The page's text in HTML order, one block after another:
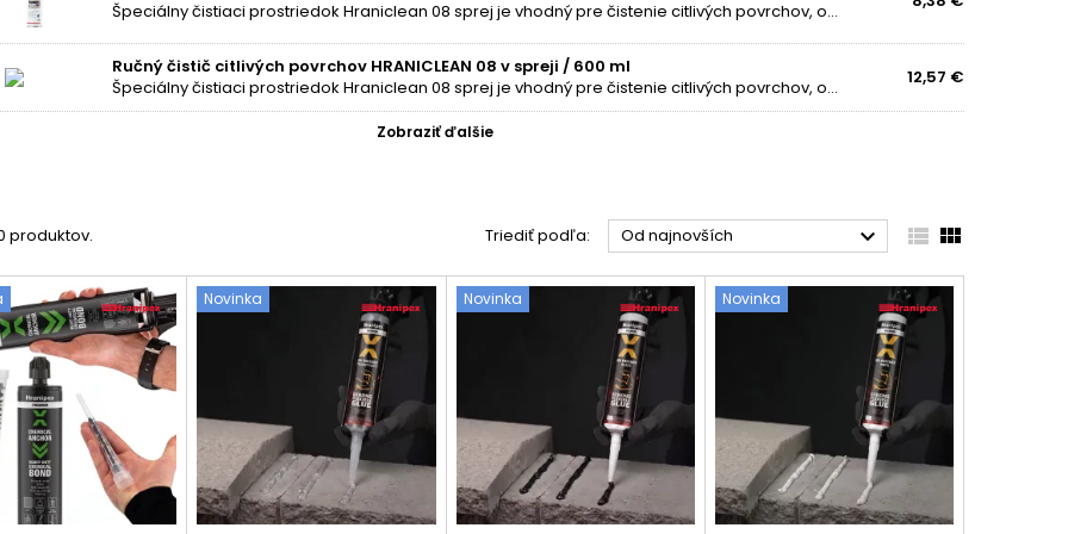
Špeciálny čistiaci prostriedok Hraniclean 08 sprej je vhodný pre čistenie citlivých povrchov, odstránenie stôp mastnoty, ceruziek aj fixiek. Poradí si so zvyškovým lepidlom a papierovými samolepkami. Vďaka svojej všestrannosti a príjemnej vôni je...
Ručný čistič citlivých povrchov HRANICLEAN 08 v spreji / 600 ml
Špeciálny čistiaci prostriedok Hraniclean 08 sprej je vhodný pre čistenie citlivých povrchov, odstránenie stôp mastnoty, ceruziek aj fixiek. Poradí si so zvyškovým lepidlom a papierovými samolepkami. Vďaka svojej všestrannosti a príjemnej vôni je...
12,57 €
Zobraziť ďalšie
produktov. Triediť podľa: Od najnovších   
Novinka Novinka Novinka